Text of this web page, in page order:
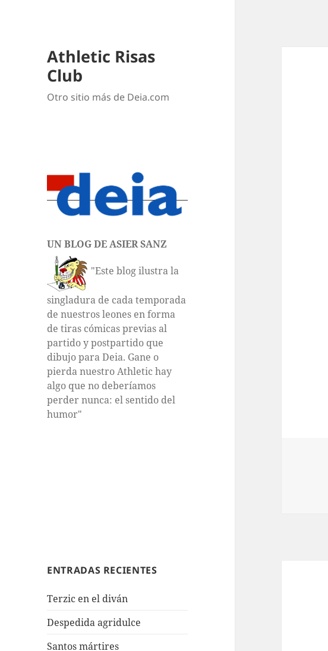
Athletic Risas
Club
Otro sitio más de Deia.com
UN BLOG DE ASIER SANZ
"Este blog ilustra la
singladura de cada temporada
de nuestros leones en forma
de tiras cómicas previas al
partido y postpartido que
dibujo para Deia. Gane o
pierda nuestro Athletic hay
algo que no deberíamos
perder nunca: el sentido del
humor"
ENTRADAS RECIENTES
Terzic en el diván
Despedida agridulce
Santos mártires